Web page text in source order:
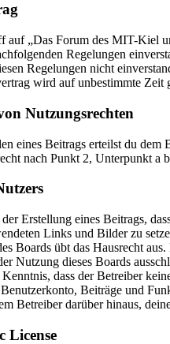
auf „Das Forum des MIT-Kiel
Regelungen
Regelungen nicht
wird auf unbestimmte Zeit
Nutzungsrechten
eines Beitrags erteilst du dem
nach Punkt 2, Unterpunkt a
Erstellung eines Beitrags,
Links und Bilder zu
Boards übt das Hausrecht
Nutzung dieses Boards
dass der Betreiber
Beiträge und
Betreiber darüber hinaus,
License